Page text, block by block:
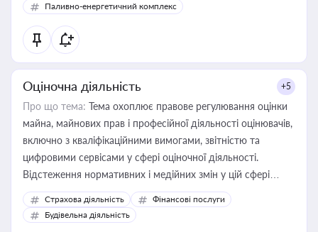
Паливно-енергетичний комплекс
Оціночна діяльність +5
Про що тема: Тема охоплює правове регулювання оцінки
майна, майнових прав і професійної діяльності оцінювачів,
включно з кваліфікаційними вимогами, звітністю та
цифровими сервісами у сфері оціночної діяльності.
Відстеження нормативних і медійних змін у цій сфері
корисне для власника бізнесу, керівника, юриста або
бухгалтера під час оподаткування, приватизації, оренди
державного майна, корпоративних угод і перевірки
Страхова діяльність
Фінансові послуги
Будівельна діяльність